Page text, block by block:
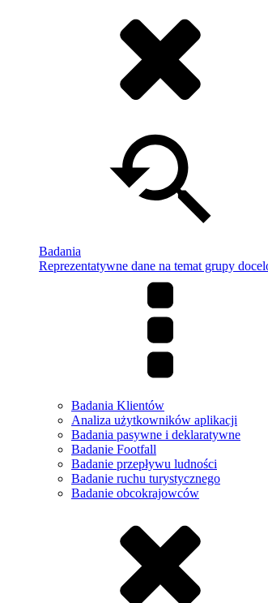
Badania
Reprezentatywne dane na temat grupy
Badania Klientów
Analiza użytkowników aplikacji
Badania pasywne i deklaratywne
Badanie Footfall
Badanie przepływu ludności
Badanie ruchu turystycznego
Badanie obcokrajowców